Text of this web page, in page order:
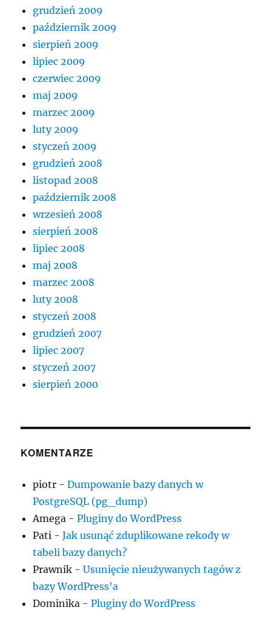
grudzień 2009
październik 2009
sierpień 2009
lipiec 2009
czerwiec 2009
maj 2009
marzec 2009
luty 2009
styczeń 2009
grudzień 2008
listopad 2008
październik 2008
wrzesień 2008
sierpień 2008
lipiec 2008
maj 2008
marzec 2008
luty 2008
styczeń 2008
grudzień 2007
lipiec 2007
styczeń 2007
sierpień 2000
KOMENTARZE
piotr -Dumpowanie bazy danych w
PostgreSQL (pg_dump)
Amega -Pluginy do WordPress
Pati -Jak usunąć zduplikowane rekody w
tabeli bazy danych?
Prawnik -Usunięcie nieużywanych tagów z
bazy WordPress’a
Dominika -Pluginy do WordPress